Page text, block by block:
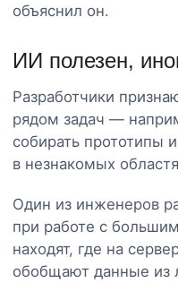
объяснил он.
ИИ полезен,
Разработчики
рядом задач —
собирать прототипы
в незнакомых
Один из инженеров
при работе с
находят, где на
обобщают данные из